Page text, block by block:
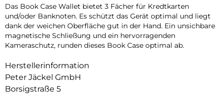
Das Book Case Wallet bietet 3 Fächer für Kredtkarten
und/oder Banknoten. Es schützt das Gerät optimal und liegt
dank der weichen Oberfläche gut in der Hand. Ein unsichbare
magnetische Schließung und ein hervorragenden
Kameraschutz, runden dieses Book Case optimal ab.
Herstellerinformation
Peter Jäckel GmbH
Borsigstraße 5